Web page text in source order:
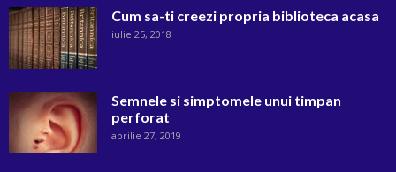
Cum sa-ti creezi propria biblioteca acasa
iulie 25, 2018
Semnele si simptomele unui timpan
perforat
aprilie 27, 2019